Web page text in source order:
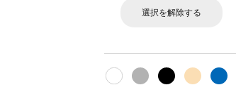
選択を解除する